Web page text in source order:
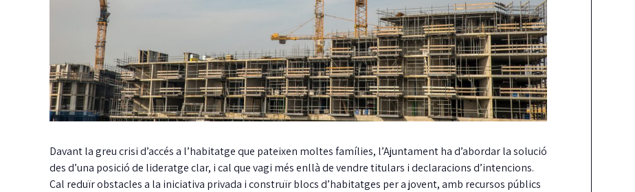
Davant la greu crisi d’accés a l’habitatge que pateixen moltes famílies, l’Ajuntament ha d’abordar la solució
des d’una posició de lideratge clar, i cal que vagi més enllà de vendre titulars i declaracions d’intencions.
Cal reduïr obstacles a la iniciativa privada i construïr blocs d’habitatges per a jovent, amb recursos públics